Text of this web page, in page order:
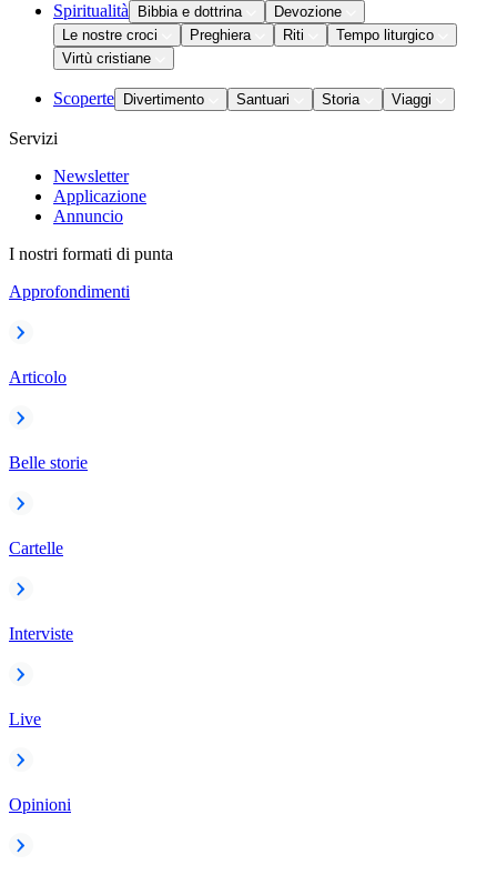
Spiritualità Bibbia e dottrina
Devozione
Le nostre croci
Preghiera Riti
Tempo liturgico
Virtù cristiane
Scoperte Divertimento Santuari Storia Viaggi
Servizi
Newsletter
Applicazione
Annuncio
I nostri formati di punta
Approfondimenti
Articolo
Belle storie
Cartelle
Interviste
Live
Opinioni